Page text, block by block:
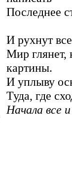
Последнее
И рухнут
Мир глянет,
картины.
И уплыву
Туда, где
Начала все